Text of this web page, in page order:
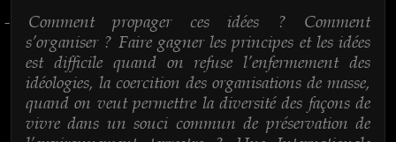
-
Comment propager ces idées ? Comment
s’organiser ? Faire gagner les principes et les idées
est difficile quand on refuse l’enfermement des
idéologies, la coercition des organisations de masse,
quand on veut permettre la diversité des façons de
vivre dans un souci commun de préservation de